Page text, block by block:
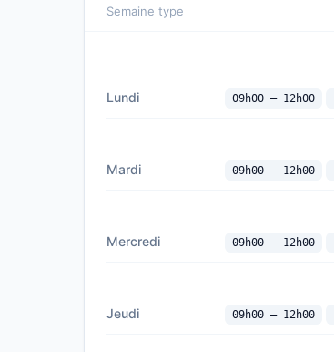
Semaine type
Lundi 09h00 — 12h00
Mardi 09h00 — 12h00
Mercredi 09h00 — 12h00
Jeudi 09h00 — 12h00